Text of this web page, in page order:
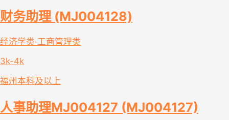
财务助理 (MJ004128)
经济学类·工商管理类
3k-4k
福州 本科及以上
人事助理MJ004127 (MJ004127)